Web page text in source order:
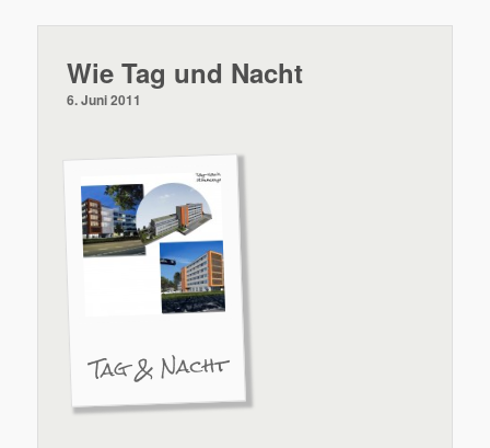
wechseln
Inhalt
wechseln
Wie Tag und Nacht
6. Juni 2011
Tag & Nacht